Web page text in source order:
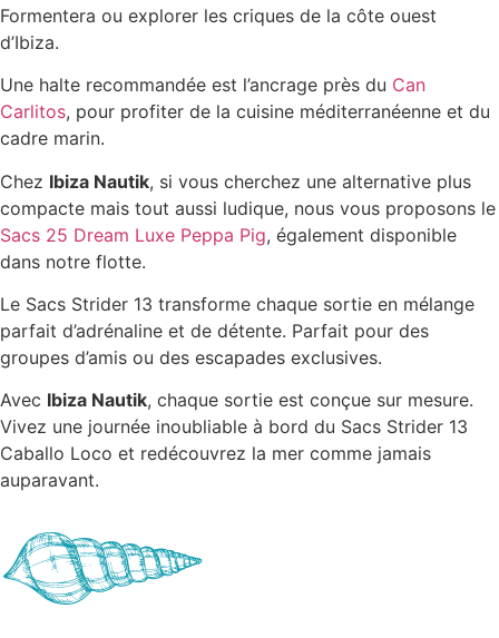
Formentera ou explorer les criques de la côte ouest
d’Ibiza.
Une halte recommandée est l’ancrage près du Can
Carlitos, pour profiter de la cuisine méditerranéenne et du
cadre marin.
Chez Ibiza Nautik, si vous cherchez une alternative plus
compacte mais tout aussi ludique, nous vous proposons le
Sacs 25 Dream Luxe Peppa Pig, également disponible
dans notre flotte.
Le Sacs Strider 13 transforme chaque sortie en mélange
parfait d’adrénaline et de détente. Parfait pour des
groupes d’amis ou des escapades exclusives.
Avec Ibiza Nautik, chaque sortie est conçue sur mesure.
Vivez une journée inoubliable à bord du Sacs Strider 13
Caballo Loco et redécouvrez la mer comme jamais
auparavant.